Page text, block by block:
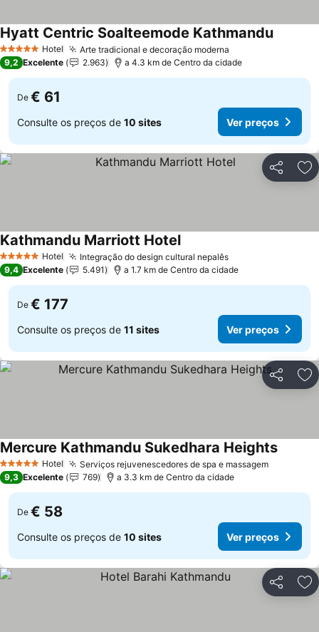
5 Estrelas Hotel Arte tradicional e decoração moderna
Hyatt Centric Soalteemode Kathmandu
9,2 Excelente 2.963 a 4.3 km de Centro da cidade
De € 61
Consulte os preços de 10 sites Ver preços
Partilhar
5 Estrelas Hotel Integração do design cultural nepalês
Kathmandu Marriott Hotel
9,4 Excelente 5.491 a 1.7 km de Centro da cidade
De € 177
Consulte os preços de 11 sites Ver preços
Partilhar
5 Estrelas Hotel Serviços rejuvenescedores de spa e massagem
Mercure Kathmandu Sukedhara Heights
9,3 Excelente 769 a 3.3 km de Centro da cidade
De € 58
Consulte os preços de 10 sites Ver preços
Partilhar